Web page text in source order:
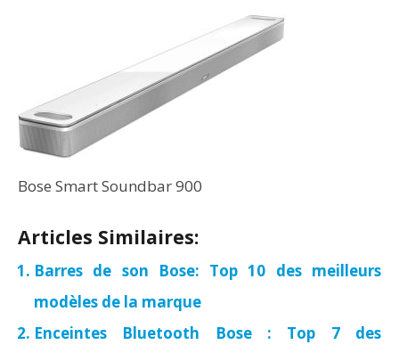
Bose Smart Soundbar 900
Articles Similaires:
Barres de son Bose: Top 10 des meilleurs
modèles de la marque
Enceintes Bluetooth Bose : Top 7 des